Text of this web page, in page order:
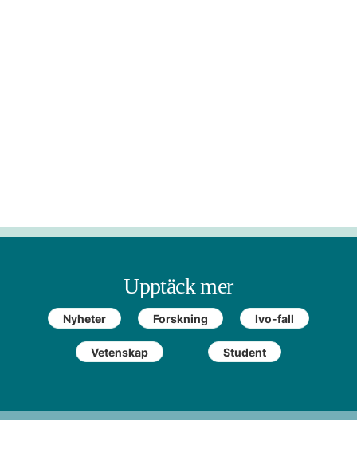
Upptäck mer
Nyheter Forskning Ivo-fall
Vetenskap Student